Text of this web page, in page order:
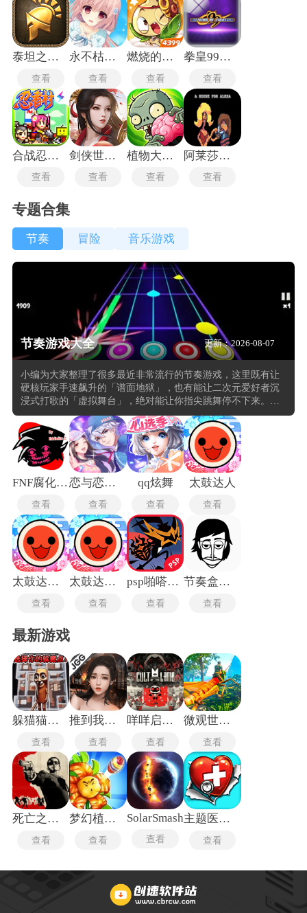
泰坦之旅传奇版
查看
永不枯萎的世界与终结之花
查看
燃烧的蔬菜3纯净版
查看
拳皇99魔改版
查看
合战忍者村物语
查看
剑侠世界起源
查看
植物大战僵尸重生版
查看
阿莱莎的房子
查看
专题合集
节奏 冒险 音乐游戏
节奏游戏大全 更新：2026-08-07
小编为大家整理了很多最近非常流行的节奏游戏，这里既有让
硬核玩家手速飙升的「谱面地狱」，也有能让二次元爱好者沉
浸式打歌的「虚拟舞台」，绝对能让你指尖跳舞停不下来。其
中《Phigros》堪称国产音游之光，最新版本的「时空穿梭」主
题包直接把移动端音游画质拉到天花板。又比如《Pjsk 世界计
划》则是二次元玩家的「虚拟演唱会」，2026 年新增的全息投
影模式支持千人同屏联机，和初音未来一起演绎《千本樱》
Remix 版时，舞台特效和角色动作的同步率高到让人起鸡皮疙
瘩。
FNF腐化重构模组手机版
查看
恋与恋练生
查看
qq炫舞
查看
太鼓达人
查看
太鼓达人安卓版
查看
太鼓达人手机版
查看
psp啪嗒砰3
查看
节奏盒子重制版
查看
最新游戏
躲猫猫行动手机版
查看
推到我总裁
查看
咩咩启示录安卓版
查看
微观世界生存
查看
死亡之屋2重制版
查看
梦幻植物城
查看
SolarSmash
查看
主题医院单机版
查看